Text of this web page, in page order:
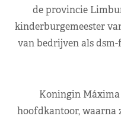
de provincie
kinderburgemeester
van bedrijven als
Koningin
hoofdkantoor, waarna